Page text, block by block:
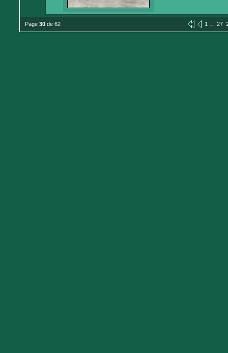
Page 30 de 62 1 ... 27